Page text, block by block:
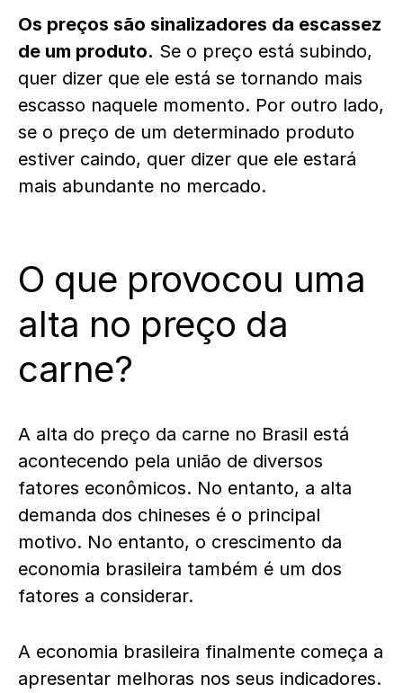
Os preços são sinalizadores da escassez
de um produto. Se o preço está subindo,
quer dizer que ele está se tornando mais
escasso naquele momento. Por outro lado,
se o preço de um determinado produto
estiver caindo, quer dizer que ele estará
mais abundante no mercado.
O que provocou uma
alta no preço da
carne?
A alta do preço da carne no Brasil está
acontecendo pela união de diversos
fatores econômicos. No entanto, a alta
demanda dos chineses é o principal
motivo. No entanto, o crescimento da
economia brasileira também é um dos
fatores a considerar.
A economia brasileira finalmente começa a
apresentar melhoras nos seus indicadores.